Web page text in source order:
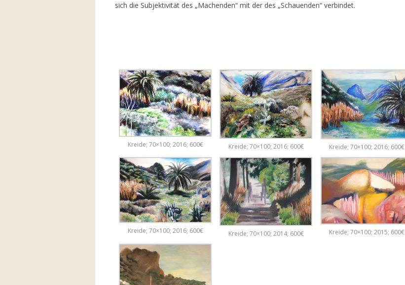
sich die Subjektivität des „Machenden“ mit der des „Schauenden“ verbindet.
Kreide; 70×100; 2016; 600€ Kreide; 70×100; 2016; 600€ Kreide; 70×100; 2016; 600€
Kreide; 70×100; 2016; 600€ Kreide; 70×100; 2014; 600€ Kreide; 70×100; 2015; 600€